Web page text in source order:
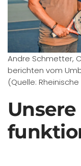
Andre Schmetter,
berichten vom
(Quelle: Rheinische